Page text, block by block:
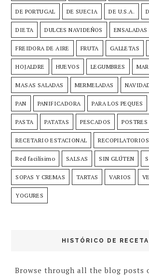
DE PORTUGAL DE SUECIA DE U.S.A.
DIETA DULCES NAVIDEÑOS ENSALADAS
FREIDORA DE AIRE FRUTA GALLETAS
HOJALDRE HUEVOS LEGUMBRES
MASAS SALADAS MERMELADAS
PAN PANIFICADORA PARA LOS PEQUES
PASTA PATATAS PESCADOS POSTRES
RECETARIO ESTACIONAL RECOPILATORIOS
Red facilísimo SALSAS SIN GLÚTEN
SOPAS Y CREMAS TARTAS VARIOS
YOGURES
HISTÓRICO DE
Browse through all the blog posts